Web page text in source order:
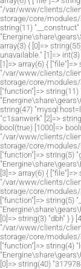
"/var/www/clients/
storage/core/modules/
string(11)
array(3) { [0]=>
unavailable." [1]=>
[1]=> array(6) {
"/var/www/clients/
storage/core/modules/
["function"]=>
string(47)
"c1sanwerk" [2]=>
bool(true) [1000]=>
"/var/www/clients/
storage/core/modules/
["function"]=> string(5)
[3]=> array(6) {
"/var/www/clients/
storage/core/modules/
["function"]=> string(5)
[0]=> string(3) "dbh" } }
"/var/www/clients/
storage/core/modules/
["function"]=> string(4)
[0]=> string(40)